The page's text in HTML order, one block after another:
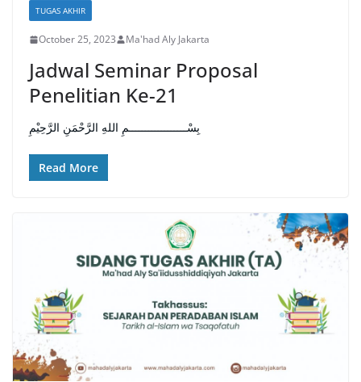
TUGAS AKHIR
October 25, 2023 Ma'had Aly Jakarta
Jadwal Seminar Proposal
Penelitian Ke-21
Read More